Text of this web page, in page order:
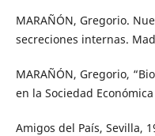
MARAÑÓN, Gregorio.
secreciones internas.
MARAÑÓN, Gregorio,
en la Sociedad
Amigos del País, Sevilla,